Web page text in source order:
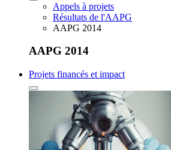
Appels à projets
Résultats de l'AAPG
AAPG 2014
AAPG 2014
Projets financés et impact